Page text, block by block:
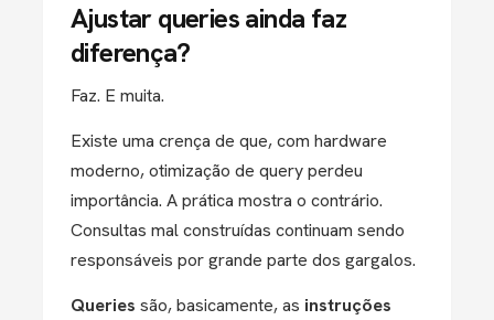
Ajustar queries ainda faz
diferença?
Faz. E muita.
Existe uma crença de que, com hardware
moderno, otimização de query perdeu
importância. A prática mostra o contrário.
Consultas mal construídas continuam sendo
responsáveis por grande parte dos gargalos.
Queries são, basicamente, as instruções